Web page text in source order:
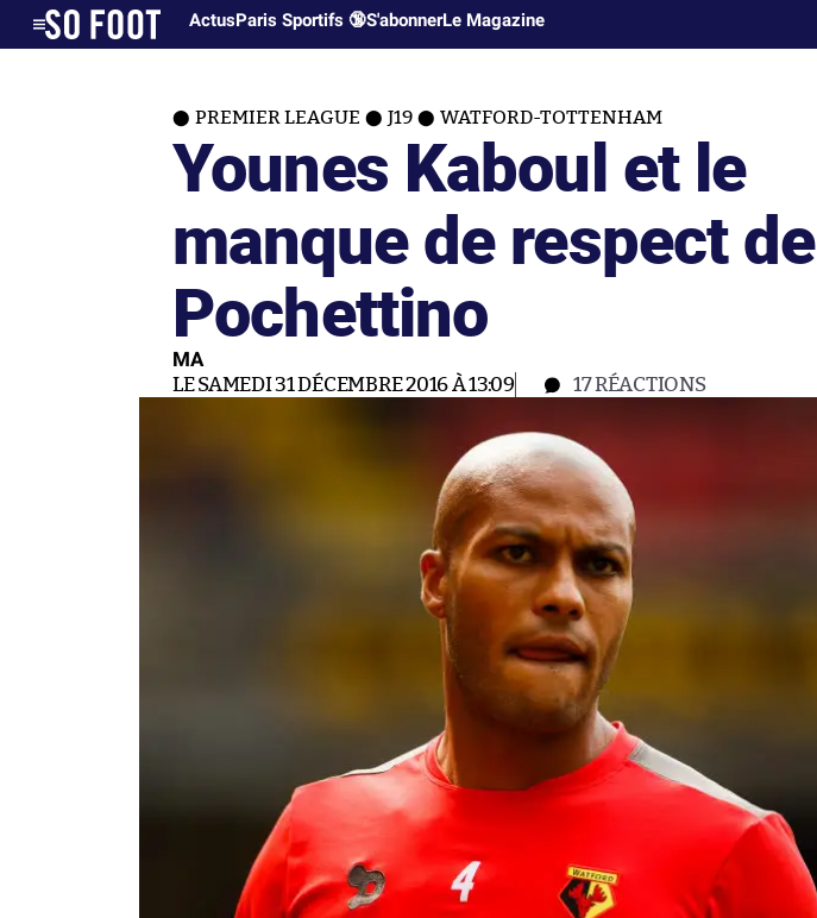
ActusParis Sportifs 🔞S'abonnerLe Magazine
PREMIER LEAGUE J19 WATFORD-TOTTENHAM
Younes Kaboul et le
manque de respect de
Pochettino
MA
LE SAMEDI 31 DÉCEMBRE 2016 À 13:09 17RÉACTIONS